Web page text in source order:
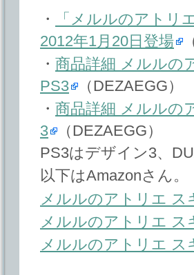
・
「メルルのアトリ
2012年1月20日登場
・ 商品詳細 メルルの
PS3
（DEZAEGG）
・ 商品詳細 メルルの
3
（DEZAEGG）
PS3はデザイン3、
以下はAmazonさん。
メルルのアトリエ ス
メルルのアトリエ ス
メルルのアトリエ ス